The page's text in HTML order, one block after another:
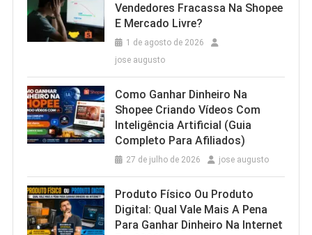
Vendedores Fracassa Na Shopee
E Mercado Livre?
1 de agosto de 2026
jose augusto
Como Ganhar Dinheiro Na
Shopee Criando Vídeos Com
Inteligência Artificial (Guia
Completo Para Afiliados)
27 de julho de 2026 jose augusto
Produto Físico Ou Produto
Digital: Qual Vale Mais A Pena
Para Ganhar Dinheiro Na Internet